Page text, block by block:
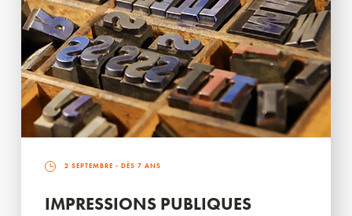
2 SEPTEMBRE - DÈS 7 ANS
IMPRESSIONS PUBLIQUES